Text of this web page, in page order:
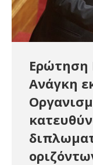
Ερώτηση
Ανάγκη